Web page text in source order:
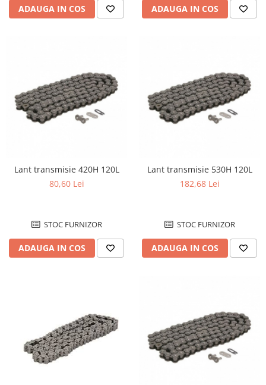
Kit abtibilde
Directie
Bieleta
Plasticuri Enduro/Mx
Protectii cadru / motor
Kit rulmenti ghidon
Scarite
Suport/Suruburi/Piulite/Cleme
Rezervor / Buson rezervor
Vacum benzina
Sistem lubrifiere motor
Buson
Pompa ulei
Cuplaj rac
Sistem racire motor
Angrenaj pompa apa
Capac racire motor
Suruburi si capace motor
ADAUGA IN COS ADAUGA IN COS
Lant transmisie 420H 120L
80,60 Lei
STOC FURNIZOR
ADAUGA IN COS
Lant transmisie 530H 120L
182,68 Lei
STOC FURNIZOR
ADAUGA IN COS